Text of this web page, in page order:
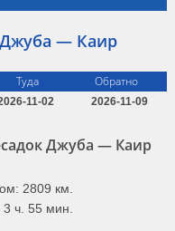
3 мая, …
пн, ср, пт с 29.03 по 28.04
пн с 07.09 по 19.10
Джуба — Каир
Туда Обратно
11-02 2026-11-09
Джуба — Каир
2809 км.
ч. 55 мин.